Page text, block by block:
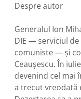
Despre autor
Generalul Ion
DIE — serviciul
comuniste — și
Ceaușescu. În
devenind cel mai
a trecut vreodată